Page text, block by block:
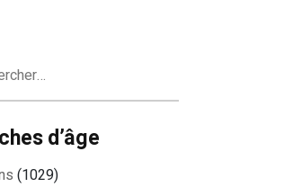
d’âge
(1029)